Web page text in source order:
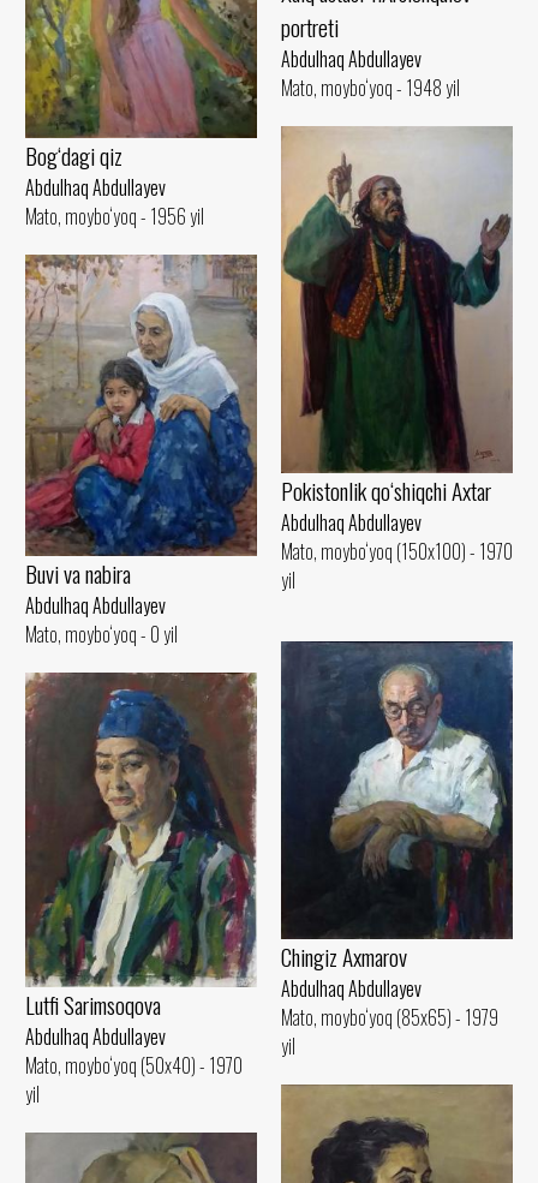
portreti
Abdulhaq Abdullayev
Mato, moybo‘yoq - 1948 yil
Bog‘dagi qiz
Abdulhaq Abdullayev
Mato, moybo‘yoq - 1956 yil
Pokistonlik qo‘shiqchi Axtar
Abdulhaq Abdullayev
Mato, moybo‘yoq (150x100) - 1970
yil
Buvi va nabira
Abdulhaq Abdullayev
Mato, moybo‘yoq - 0 yil
Chingiz Axmarov
Abdulhaq Abdullayev
Mato, moybo‘yoq (85x65) - 1979
yil
Lutfi Sarimsoqova
Abdulhaq Abdullayev
Mato, moybo‘yoq (50x40) - 1970
yil